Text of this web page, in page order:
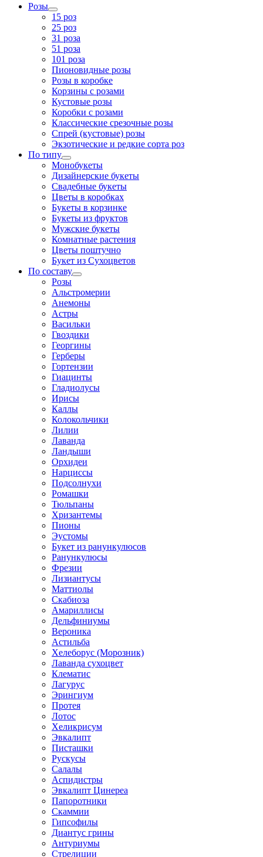
Розы
15 роз
25 роз
31 роза
51 роза
101 роза
Пионовидные розы
Розы в коробке
Корзины с розами
Кустовые розы
Коробки с розами
Классические срезочные розы
Спрей (кустовые) розы
Экзотические и редкие сорта роз
По типу
Монобукеты
Дизайнерские букеты
Свадебные букеты
Цветы в коробках
Букеты в корзинке
Букеты из фруктов
Мужские букеты
Комнатные растения
Цветы поштучно
Букет из Сухоцветов
По составу
Розы
Альстромерии
Анемоны
Астры
Васильки
Гвоздики
Георгины
Герберы
Гортензии
Гиацинты
Гладиолусы
Ирисы
Каллы
Колокольчики
Лилии
Лаванда
Ландыши
Орхидеи
Нарциссы
Подсолнухи
Ромашки
Тюльпаны
Хризантемы
Пионы
Эустомы
Букет из ранункулюсов
Ранункулюсы
Фрезии
Лизиантусы
Маттиолы
Скабиоза
Амариллисы
Дельфиниумы
Вероника
Астильба
Хелеборус (Морозник)
Лаванда сухоцвет
Клематис
Лагурус
Эрингиум
Протея
Лотос
Хеликрисум
Эвкалипт
Писташки
Рускусы
Салалы
Аспидистры
Эвкалипт Цинереа
Папоротники
Скаммии
Гипсофилы
Диантус грины
Антуриумы
Стрелиции